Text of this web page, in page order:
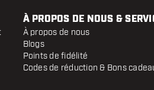
À PROPOS DE NOUS &
À propos de nous
Blogs
Points de fidélité
Codes de réduction & Bons